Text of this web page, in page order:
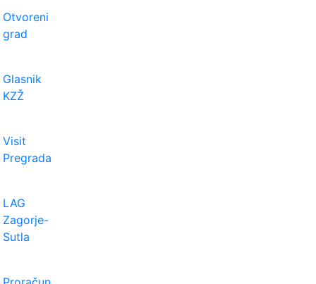
Otvoreni
grad
Glasnik
KZŽ
Visit
Pregrada
LAG
Zagorje-
Sutla